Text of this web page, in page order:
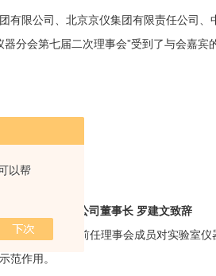
以帮
限公司、北京京仪集团有限责任公司
分会第七届二次理事会”受到了与会嘉
仪器股份有限公司董事长 罗建文致辞
，也感谢了前任理事会成员对实验室
范作用。